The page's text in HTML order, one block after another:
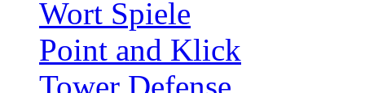
Wort Spiele
Point and Klick
Tower Defense